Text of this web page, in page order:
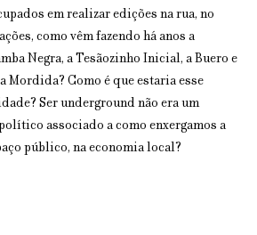
em realizar edições na rua, no
como vêm fazendo há anos a
Negra, a Tesãozinho Inicial, a Buero e
Mordida? Como é que estaria esse
Ser underground não era um
associado a como enxergamos a
público, na economia local?